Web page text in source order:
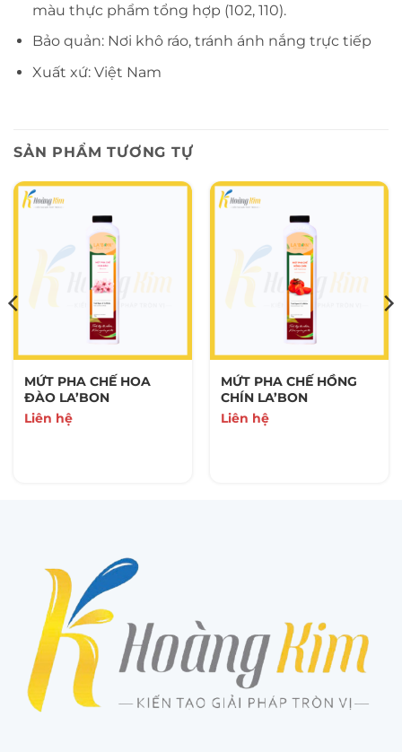
màu thực phẩm tổng hợp (102, 110).
Bảo quản: Nơi khô ráo, tránh ánh nắng trực tiếp
Xuất xứ: Việt Nam
SẢN PHẨM TƯƠNG TỰ
MỨT PHA CHẾ HOA
ĐÀO LA’BON
Liên hệ
MỨT PHA CHẾ HỒNG
CHÍN LA’BON
Liên hệ